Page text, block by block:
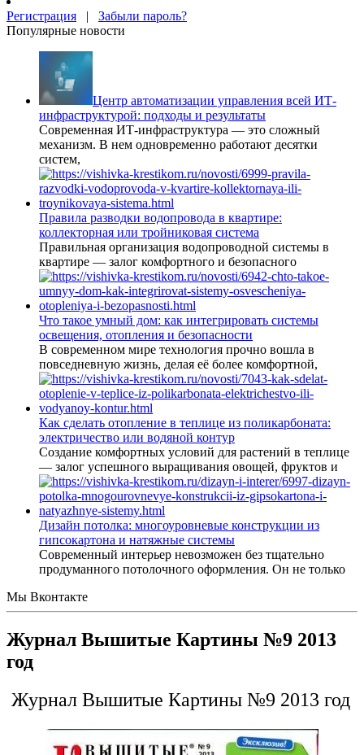
Регистрация | Забыли пароль?
Популярные новости
Центр автоматизации управления всей ИТ-
инфраструктурой: подходы и результаты
Современная ИТ-инфраструктура — это сложный
механизм. В нем одновременно работают десятки
систем,
Правила разводки водопровода в квартире:
коллекторная или тройниковая система
Правильная организация водопроводной системы в
квартире — залог комфортного и безопасного
Что такое умный дом: как интегрировать системы
освещения, отопления и безопасности
В современном мире технология прочно вошла в
повседневную жизнь, делая её более комфортной,
Как сделать отопление в теплице из поликарбоната:
электричество или водяной контур
Создание комфортных условий для растений в теплице
— залог успешного выращивания овощей, фруктов и
Дизайн потолка: многоуровневые конструкции из
гипсокартона и натяжные системы
Современный интерьер невозможен без тщательно
продуманного потолочного оформления. Он не только
Мы Вконтакте
Журнал Вышитые Картины №9 2013
год
Журнал Вышитые Картины №9 2013 год